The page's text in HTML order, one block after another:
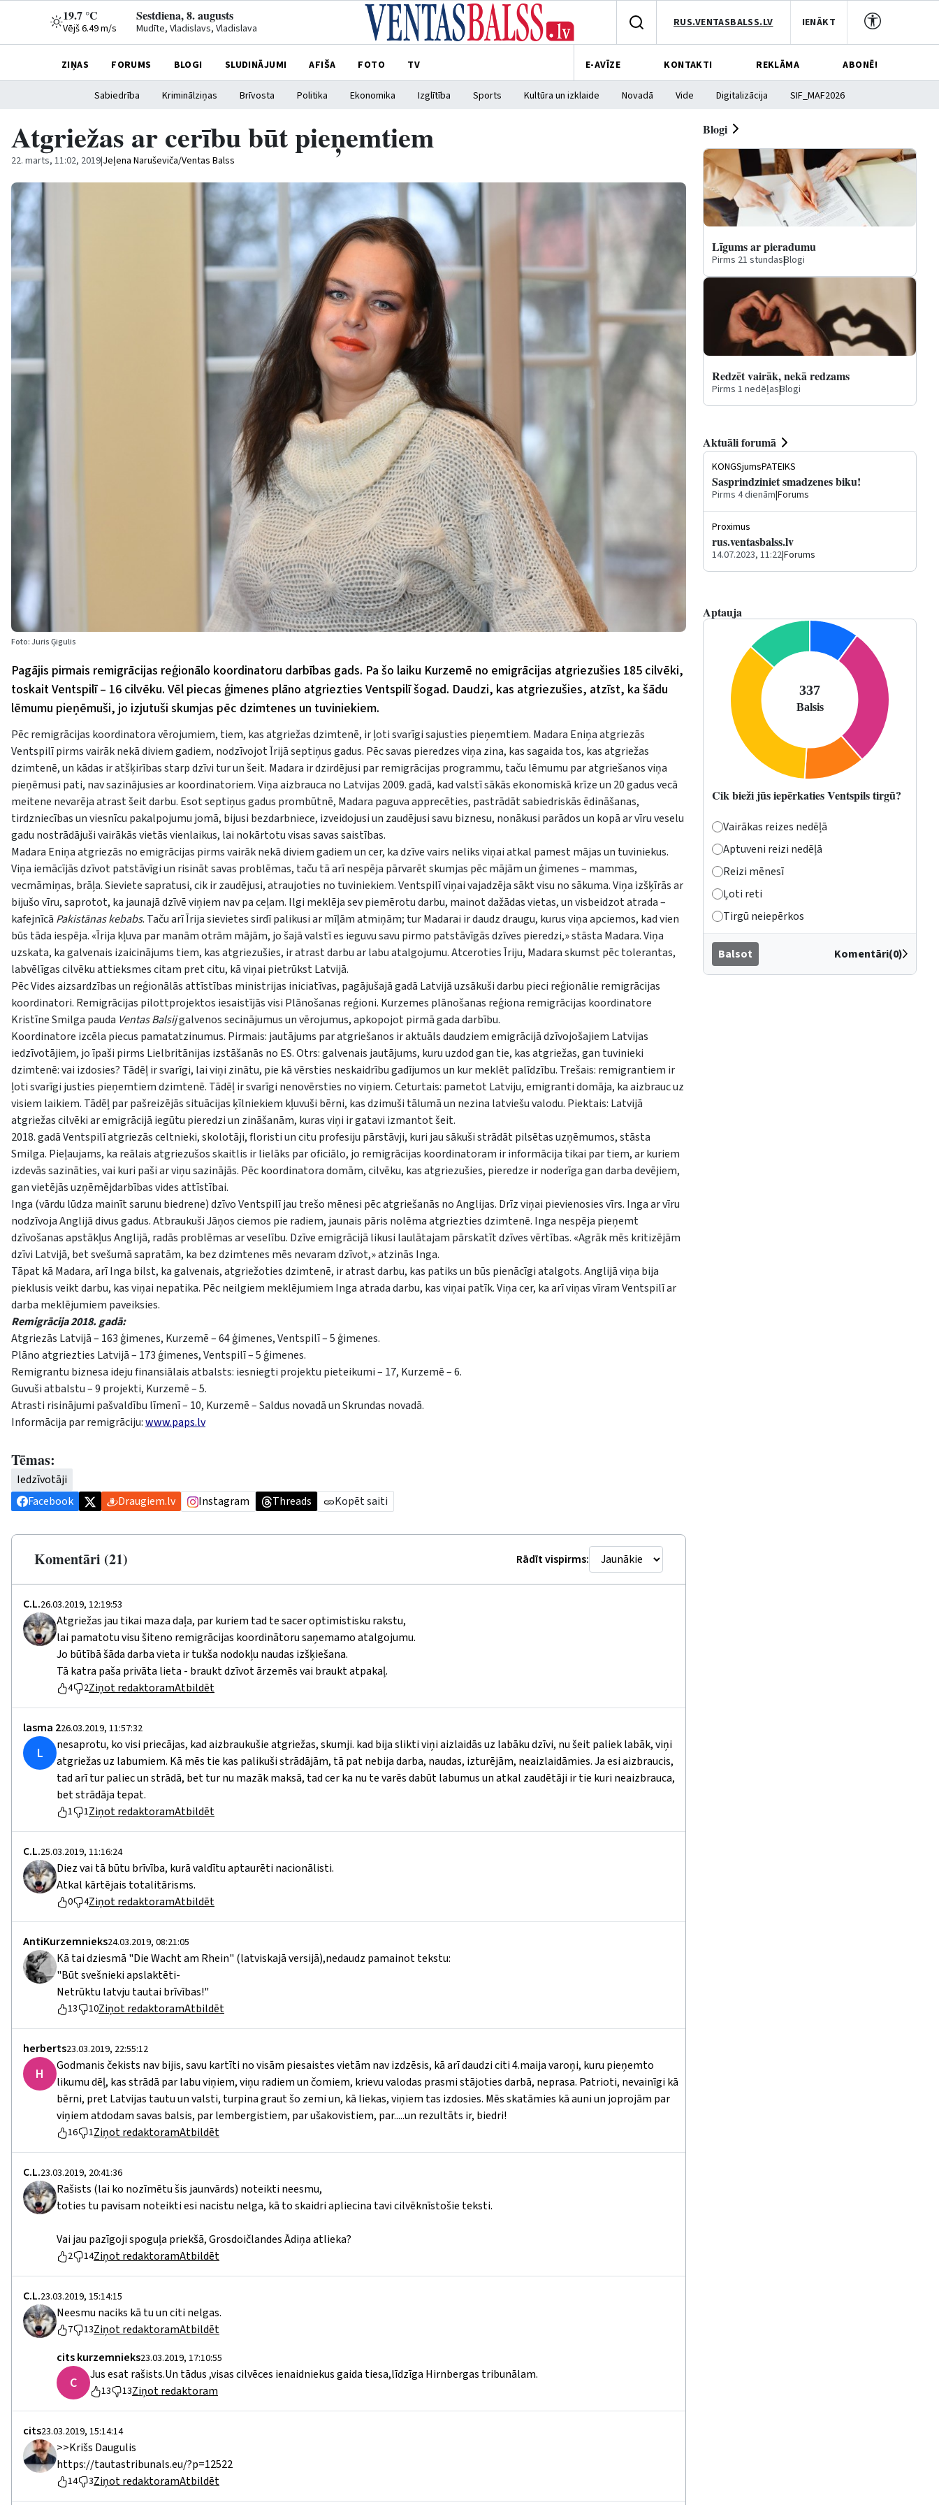
19.7 °C
Vējš 6.49 m/s
Sestdiena, 8. augusts
Mudīte, Vladislavs, Vladislava RUS.VENTASBALSS.LV IENĀKT
ZIŅAS FORUMS BLOGI SLUDINĀJUMI AFIŠA FOTO TV E-AVĪZE KONTAKTI REKLĀMA ABONĒ!
Sabiedrība Kriminālziņas Brīvosta Politika Ekonomika Izglītība Sports Kultūra un izklaide Novadā Vide Digitalizācija SIF_MAF2026
Atgriežas ar cerību būt pieņemtiem
22. marts, 11:02, 2019|Jeļena Naruševiča/Ventas Balss
Foto: Juris Ģigulis
Pagājis pirmais remigrācijas reģionālo koordinatoru darbības gads. Pa šo laiku Kurzemē no emigrācijas atgriezušies 185 cilvēki,
toskait Ventspilī – 16 cilvēku. Vēl piecas ģimenes plāno atgriezties Ventspilī šogad. Daudzi, kas atgriezušies, atzīst, ka šādu
lēmumu pieņēmuši, jo izjutuši skumjas pēc dzimtenes un tuviniekiem.
Pēc remigrācijas koordinatora vērojumiem, tiem, kas atgriežas dzimtenē, ir ļoti svarīgi sajusties pieņemtiem. Madara Eniņa atgriezās
Ventspilī pirms vairāk nekā diviem gadiem, nodzīvojot Īrijā septiņus gadus. Pēc savas pieredzes viņa zina, kas sagaida tos, kas atgriežas
dzimtenē, un kādas ir atšķirības starp dzīvi tur un šeit. Madara ir dzirdējusi par remigrācijas programmu, taču lēmumu par atgriešanos viņa
pieņēmusi pati, nav sazinājusies ar koordinatoriem. Viņa aizbrauca no Latvijas 2009. gadā, kad valstī sākās ekonomiskā krīze un 20 gadus vecā
meitene nevarēja atrast šeit darbu. Esot septiņus gadus prombūtnē, Madara paguva apprecēties, pastrādāt sabiedriskās ēdināšanas,
tirdzniecības un viesnīcu pakalpojumu jomā, bijusi bezdarbniece, izveidojusi un zaudējusi savu biznesu, nonākusi parādos un kopā ar vīru veselu
gadu nostrādājuši vairākās vietās vienlaikus, lai nokārtotu visas savas saistības.
Madara Eniņa atgriezās no emigrācijas pirms vairāk nekā diviem gadiem un cer, ka dzīve vairs neliks viņai atkal pamest mājas un tuviniekus.
Viņa iemācījās dzīvot patstāvīgi un risināt savas problēmas, taču tā arī nespēja pārvarēt skumjas pēc mājām un ģimenes – mammas,
vecmāmiņas, brāļa. Sieviete sapratusi, cik ir zaudējusi, atraujoties no tuviniekiem. Ventspilī viņai vajadzēja sākt visu no sākuma. Viņa izšķīrās ar
bijušo vīru, saprotot, ka jaunajā dzīvē viņiem nav pa ceļam. Ilgi meklēja sev piemērotu darbu, mainot dažādas vietas, un visbeidzot atrada –
kafejnīcā Pakistānas kebabs. Taču arī Īrija sievietes sirdī palikusi ar mīļām atmiņām; tur Madarai ir daudz draugu, kurus viņa apciemos, kad vien
būs tāda iespēja. «Īrija kļuva par manām otrām mājām, jo šajā valstī es ieguvu savu pirmo patstāvīgās dzīves pieredzi,» stāsta Madara. Viņa
uzskata, ka galvenais izaicinājums tiem, kas atgriezušies, ir atrast darbu ar labu atalgojumu. Atceroties Īriju, Madara skumst pēc tolerantas,
labvēlīgas cilvēku attieksmes citam pret citu, kā viņai pietrūkst Latvijā.
Pēc Vides aizsardzības un reģionālās attīstības ministrijas iniciatīvas, pagājušajā gadā Latvijā uzsākuši darbu pieci reģionālie remigrācijas
koordinatori. Remigrācijas pilottprojektos iesaistījās visi Plānošanas reģioni. Kurzemes plānošanas reģiona remigrācijas koordinatore
Kristīne Smilga pauda Ventas Balsijgalvenos secinājumus un vērojumus, apkopojot pirmā gada darbību.
Koordinatore izcēla piecus pamatatzinumus. Pirmais: jautājums par atgriešanos ir aktuāls daudziem emigrācijā dzīvojošajiem Latvijas
iedzīvotājiem, jo īpaši pirms Lielbritānijas izstāšanās no ES. Otrs: galvenais jautājums, kuru uzdod gan tie, kas atgriežas, gan tuvinieki
dzimtenē: vai izdosies? Tādēļ ir svarīgi, lai viņi zinātu, pie kā vērsties neskaidrību gadījumos un kur meklēt palīdzību. Trešais: remigrantiem ir
ļoti svarīgi justies pieņemtiem dzimtenē. Tādēļ ir svarīgi nenovērsties no viņiem. Ceturtais: pametot Latviju, emigranti domāja, ka aizbrauc uz
visiem laikiem. Tādēļ par pašreizējās situācijas ķīlniekiem kļuvuši bērni, kas dzimuši tālumā un nezina latviešu valodu. Piektais: Latvijā
atgriežas cilvēki ar emigrācijā iegūtu pieredzi un zināšanām, kuras viņi ir gatavi izmantot šeit.
2018. gadā Ventspilī atgriezās celtnieki, skolotāji, floristi un citu profesiju pārstāvji, kuri jau sākuši strādāt pilsētas uzņēmumos, stāsta
Smilga. Pieļaujams, ka reālais atgriezušos skaitlis ir lielāks par oficiālo, jo remigrācijas koordinatoram ir informācija tikai par tiem, ar kuriem
izdevās sazināties, vai kuri paši ar viņu sazinājās. Pēc koordinatora domām, cilvēku, kas atgriezušies, pieredze ir noderīga gan darba devējiem,
gan vietējās uzņēmējdarbības vides attīstībai.
Inga (vārdu lūdza mainīt sarunu biedrene) dzīvo Ventspilī jau trešo mēnesi pēc atgriešanās no Anglijas. Drīz viņai pievienosies vīrs. Inga ar vīru
nodzīvoja Anglijā divus gadus. Atbraukuši Jāņos ciemos pie radiem, jaunais pāris nolēma atgriezties dzimtenē. Inga nespēja pieņemt
dzīvošanas apstākļus Anglijā, radās problēmas ar veselību. Dzīve emigrācijā likusi laulātajam pārskatīt dzīves vērtības. «Agrāk mēs kritizējām
dzīvi Latvijā, bet svešumā sapratām, ka bez dzimtenes mēs nevaram dzīvot,» atzinās Inga.
Tāpat kā Madara, arī Inga bilst, ka galvenais, atgriežoties dzimtenē, ir atrast darbu, kas patiks un būs pienācīgi atalgots. Anglijā viņa bija
pieklusis veikt darbu, kas viņai nepatika. Pēc neilgiem meklējumiem Inga atrada darbu, kas viņai patīk. Viņa cer, ka arī viņas vīram Ventspilī ar
darba meklējumiem paveiksies.
Remigrācija 2018. gadā:
Atgriezās Latvijā – 163 ģimenes, Kurzemē – 64 ģimenes, Ventspilī – 5 ģimenes.
Plāno atgriezties Latvijā – 173 ģimenes, Ventspilī – 5 ģimenes.
Remigrantu biznesa ideju finansiālais atbalsts: iesniegti projektu pieteikumi – 17, Kurzemē – 6.
Guvuši atbalstu – 9 projekti, Kurzemē – 5.
Atrasti risinājumi pašvaldību līmenī – 10, Kurzemē – Saldus novadā un Skrundas novadā.
Informācija par remigrāciju:www.paps.lv
Tēmas:
Iedzīvotāji
Facebook
Draugiem.lv Instagram Threads Kopēt saiti
Komentāri (21) Rādīt vispirms:
C.L.26.03.2019, 12:19:53
Atgriežas jau tikai maza daļa, par kuriem tad te sacer optimistisku rakstu,
lai pamatotu visu šiteno remigrācijas koordinātoru saņemamo atalgojumu.
Jo būtībā šāda darba vieta ir tukša nodokļu naudas izšķiešana.
Tā katra paša privāta lieta - braukt dzīvot ārzemēs vai braukt atpakaļ.
4 2Ziņot redaktoramAtbildēt
lasma 226.03.2019, 11:57:32
L
nesaprotu, ko visi priecājas, kad aizbraukušie atgriežas, skumji. kad bija slikti viņi aizlaidās uz labāku dzīvi, nu šeit paliek labāk, viņi
atgriežas uz labumiem. Kā mēs tie kas palikuši strādājām, tā pat nebija darba, naudas, izturējām, neaizlaidāmies. Ja esi aizbraucis,
tad arī tur paliec un strādā, bet tur nu mazāk maksā, tad cer ka nu te varēs dabūt labumus un atkal zaudētāji ir tie kuri neaizbrauca,
bet strādāja tepat.
1 1Ziņot redaktoramAtbildēt
C.L.25.03.2019, 11:16:24
Diez vai tā būtu brīvība, kurā valdītu aptaurēti nacionālisti.
Atkal kārtējais totalitārisms.
0 4Ziņot redaktoramAtbildēt
AntiKurzemnieks24.03.2019, 08:21:05
Kā tai dziesmā "Die Wacht am Rhein" (latviskajā versijā),nedaudz pamainot tekstu:
"Būt svešnieki apslaktēti-
Netrūktu latvju tautai brīvības!"
13 10Ziņot redaktoramAtbildēt
herberts23.03.2019, 22:55:12
H
Godmanis čekists nav bijis, savu kartīti no visām piesaistes vietām nav izdzēsis, kā arī daudzi citi 4.maija varoņi, kuru pieņemto
likumu dēļ, kas strādā par labu viņiem, viņu radiem un čomiem, krievu valodas prasmi stājoties darbā, neprasa. Patrioti, nevainīgi kā
bērni, pret Latvijas tautu un valsti, turpina graut šo zemi un, kā liekas, viņiem tas izdosies. Mēs skatāmies kā auni un joprojām par
viņiem atdodam savas balsis, par lembergistiem, par ušakovistiem, par.....un rezultāts ir, biedri!
16 1Ziņot redaktoramAtbildēt
C.L.23.03.2019, 20:41:36
Rašists (lai ko nozīmētu šis jaunvārds) noteikti neesmu,
toties tu pavisam noteikti esi nacistu nelga, kā to skaidri apliecina tavi cilvēknīstošie teksti.
Vai jau pazīgoji spoguļa priekšā, Grosdoičlandes Ādiņa atlieka?
2 14Ziņot redaktoramAtbildēt
C.L.23.03.2019, 15:14:15
Neesmu naciks kā tu un citi nelgas.
7 13Ziņot redaktoramAtbildēt
cits kurzemnieks23.03.2019, 17:10:55
C Jus esat rašists.Un tādus ,visas cilvēces ienaidniekus gaida tiesa,līdzīga Hirnbergas tribunālam.
13 13Ziņot redaktoram
cits23.03.2019, 15:14:14
>>Krišs Daugulis
https://tautastribunals.eu/?p=12522
14 3Ziņot redaktoramAtbildēt
Blogi
Līgums ar pieradumu
Pirms 21 stundas|Blogi
Redzēt vairāk, nekā redzams
Pirms 1 nedēļas|Blogi
Aktuāli forumā
KONGSjumsPATEIKS
Sasprindziniet smadzenes biku!
Pirms 4 dienām|Forums
Proximus
rus.ventasbalss.lv
14.07.2023, 11:22|Forums
Aptauja
Cik bieži jūs iepērkaties Ventspils tirgū?
Vairākas reizes nedēļā
Aptuveni reizi nedēļā
Reizi mēnesī
Ļoti reti
Tirgū neiepērkos
Balsot Komentāri(0)